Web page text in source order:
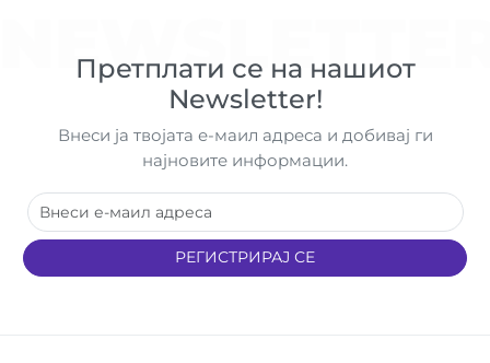
Претплати се на нашиот
Newsletter!
Внеси ја твојата е-маил адреса и добивај ги
најновите информации.
РЕГИСТРИРАЈ СЕ